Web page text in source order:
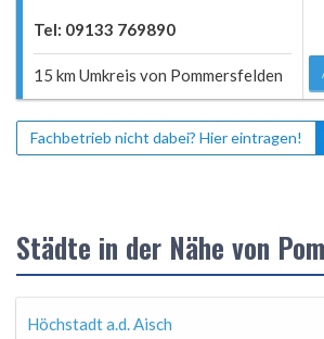
Tel: 09133 769890
15 km Umkreis von Pommersfelden
Fachbetrieb nicht dabei? Hier eintragen!
Städte in der Nähe von
Höchstadt a.d. Aisch